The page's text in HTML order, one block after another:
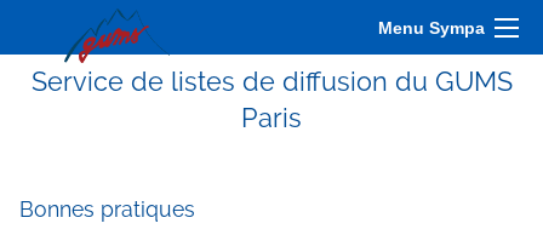
Menu Sympa
Service de listes de diffusion du GUMS
Paris
Bonnes pratiques